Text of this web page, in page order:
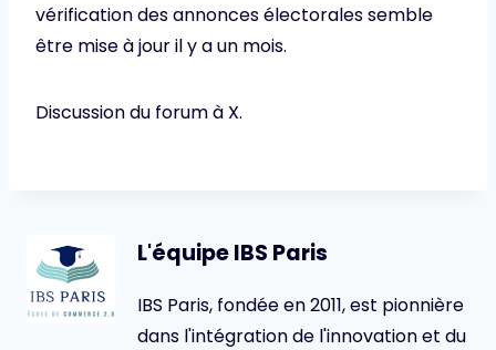
vérification des annonces électorales semble
être mise à jour il y a un mois.
Discussion du forum à X.
L'équipe IBS Paris
IBS Paris, fondée en 2011, est pionnière
dans l'intégration de l'innovation et du